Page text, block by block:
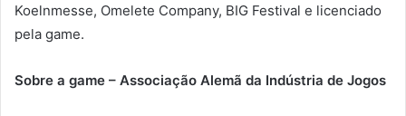
Koelnmesse, Omelete Company, BIG Festival e licenciado
pela game.
Sobre a game – Associação Alemã da Indústria de Jogos